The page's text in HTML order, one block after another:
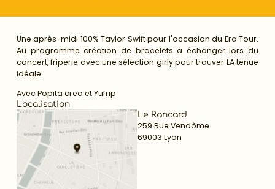
Une après-midi 100% Taylor Swift pour l'occasion du Era Tour.
Au programme création de bracelets à échanger lors du
concert, friperie avec une sélection girly pour trouver LA tenue
idéale.
Avec Popita crea et Yufrip
Localisation
Le Rancard
259 Rue Vendôme
69003 Lyon